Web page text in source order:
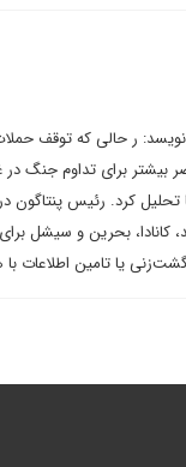
ر حالی که توقف
بیشتر برای تداوم جنگ
کرد. رئیس پنتاگون
کانادا، بحرین و سیشل
یا تامین اطلاعات